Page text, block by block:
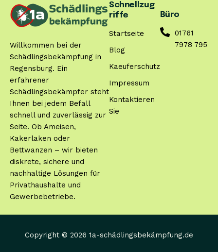
Willkommen bei der
Schädlingsbekämpfung in
Regensburg. Ein
erfahrener
Schädlingsbekämpfer steht
Ihnen bei jedem Befall
schnell und zuverlässig zur
Seite. Ob Ameisen,
Kakerlaken oder
Bettwanzen – wir bieten
diskrete, sichere und
nachhaltige Lösungen für
Privathaushalte und
Gewerbebetriebe.
Schnellzug
riffe
Startseite
Blog
Kaeuferschutz
Impressum
Kontaktieren
Sie
Büro
01761
7978 795
Copyright © 2026 1a-schädlingsbekämpfung.de